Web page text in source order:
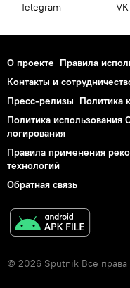
Telegram VK
О проекте Правила
Контакты и
Пресс-релизы Политика
Политика использования
логирования
Правила применения
технологий
Обратная связь
© 2026 Sputnik Все